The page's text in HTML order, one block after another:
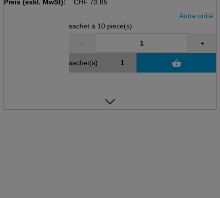
Fixation pour poche urinaire
Preis (exkl. MwSt):
CHF 73.85
Autre unité
sachet à 10 piece(s)
- +
sachet(s)